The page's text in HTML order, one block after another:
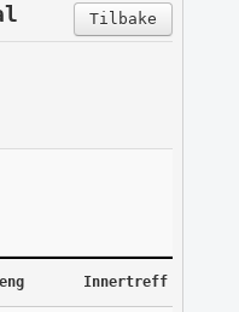
Tilbake
Innertreff